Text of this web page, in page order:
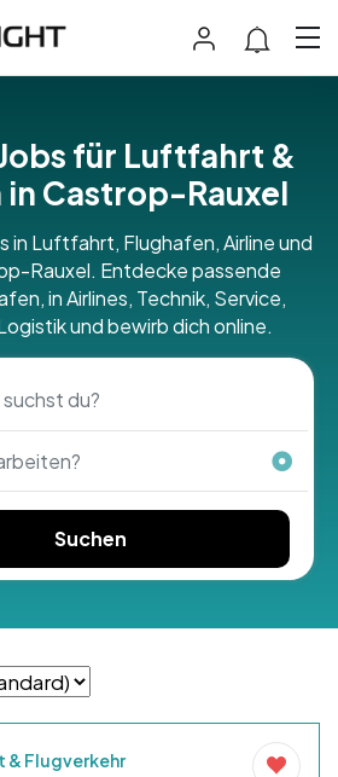
für Luftfahrt &
in Castrop-Rauxel
in Luftfahrt, Flughafen, Airline und
Rauxel. Entdecke passende
in Airlines, Technik, Service,
und bewirb dich online.
Suchen
Flugverkehr